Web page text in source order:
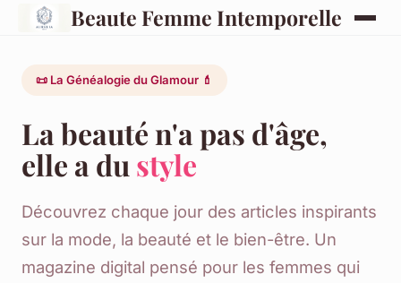
Beaute Femme Intemporelle
📜 La Généalogie du Glamour 💄
La beauté n'a pas d'âge,
elle a du style
Découvrez chaque jour des articles inspirants
sur la mode, la beauté et le bien-être. Un
magazine digital pensé pour les femmes qui